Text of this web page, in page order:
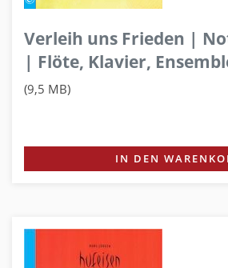
Verleih uns Frieden |
| Flöte, Klavier,
(9,5 MB)
IN DEN